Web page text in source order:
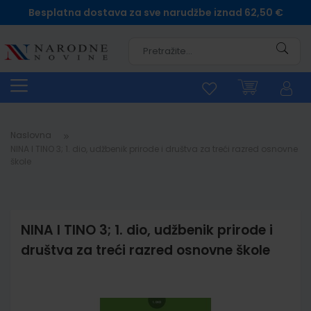
Besplatna dostava za sve narudžbe iznad 62,50 €
Naslovna
NINA I TINO 3; 1. dio, udžbenik prirode i
društva za treći razred osnovne škole